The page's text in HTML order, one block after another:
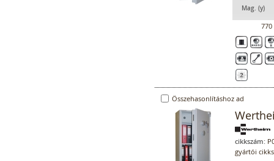
Mag. (y)
770
Összehasonlításhoz ad
cikkszám:
gyártói